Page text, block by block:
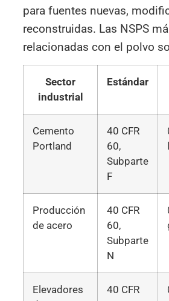
para fuentes nuevas,
reconstruidas. Las NSPS
relacionadas con el polvo
Sector
industrial
Estándar
Cemento
Portland
40 CFR
60,
Subparte
F
Producción
de acero
40 CFR
60,
Subparte
N
Elevadores
40 CFR